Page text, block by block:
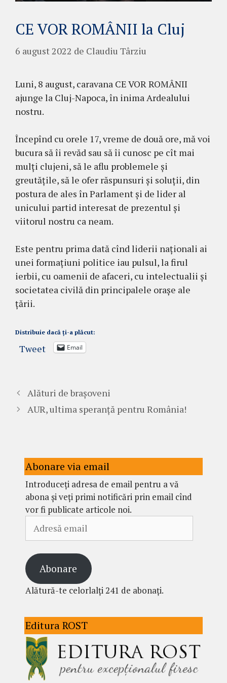
CE VOR ROMÂNII la Cluj
6 august 2022 de Claudiu Târziu
Luni, 8 august, caravana CE VOR ROMÂNII
ajunge la Cluj-Napoca, în inima Ardealului
nostru.
Începînd cu orele 17, vreme de două ore, mă voi
bucura să îi revăd sau să îi cunosc pe cît mai
mulți clujeni, să le aflu problemele și
greutățile, să le ofer răspunsuri și soluții, din
postura de ales în Parlament și de lider al
unicului partid interesat de prezentul și
viitorul nostru ca neam.
Este pentru prima dată cînd liderii naționali ai
unei formațiuni politice iau pulsul, la firul
ierbii, cu oamenii de afaceri, cu intelectualii și
societatea civilă din principalele orașe ale
țării.
Distribuie dacă ți-a plăcut:
Tweet Email
Alături de brașoveni
AUR, ultima speranță pentru România!
Abonare via email
Introduceți adresa de email pentru a vă
abona și veți primi notificări prin email cînd
vor fi publicate articole noi.
email
Abonare
Alătură-te celorlalți 241 de abonați.
Editura ROST